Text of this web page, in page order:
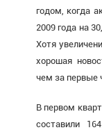
годом, когда
2009 года на
Хотя
хорошая
чем за первые
В первом
составили